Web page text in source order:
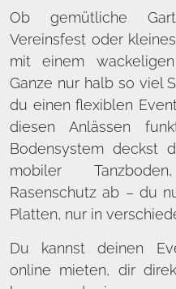
Ob gemütliche
Vereinsfest oder
mit einem
Ganze nur halb so viel
du einen flexiblen
diesen Anlässen
Bodensystem deckst
mobiler
Rasenschutz ab – du
Platten, nur in
Du kannst deinen
online mieten, dir